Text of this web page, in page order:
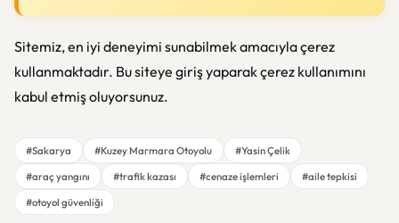
Sitemiz, en iyi deneyimi sunabilmek amacıyla çerez
kullanmaktadır. Bu siteye giriş yaparak çerez kullanımını
kabul etmiş oluyorsunuz.
#Sakarya #Kuzey Marmara Otoyolu
#Yasin Çelik
#araç yangını
#trafik kazası #cenaze işlemleri
#aile tepkisi
#otoyol güvenliği